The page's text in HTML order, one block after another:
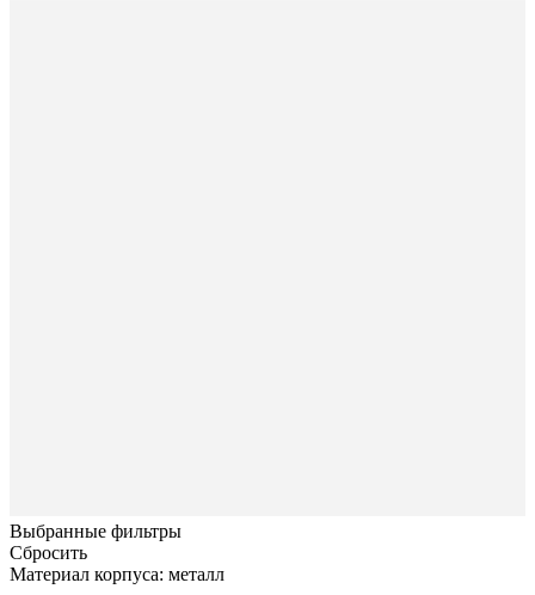
Выбранные фильтры
Сбросить
Материал корпуса: металл